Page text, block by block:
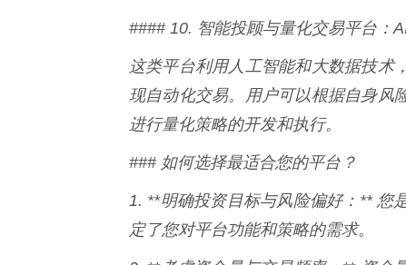
#### 10. 智能投顾与量化交易平台：
这类平台利用人工智能和大数据技术
现自动化交易。用户可以根据自身风
进行量化策略的开发和执行。
### 如何选择最适合您的平台？
1. **明确投资目标与风险偏好：** 您
定了您对平台功能和策略的需求。